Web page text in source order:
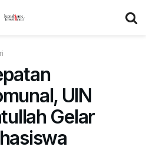
UIN
Gelar